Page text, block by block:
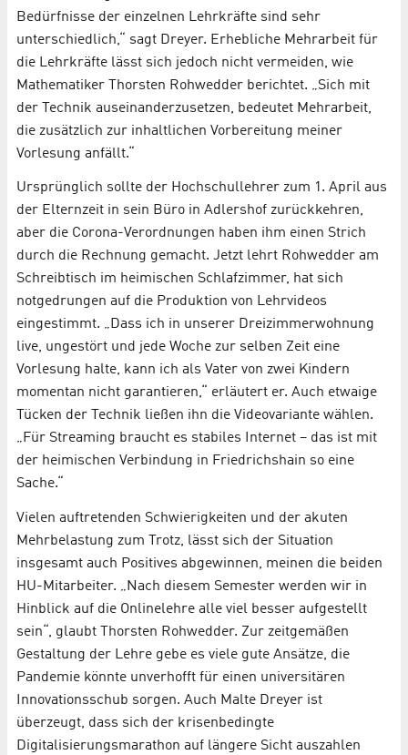
Bedürfnisse der einzelnen Lehrkräfte sind sehr
unterschiedlich,“ sagt Dreyer. Erhebliche Mehrarbeit für
die Lehrkräfte lässt sich jedoch nicht vermeiden, wie
Mathematiker Thorsten Rohwedder berichtet. „Sich mit
der Technik auseinanderzusetzen, bedeutet Mehrarbeit,
die zusätzlich zur inhaltlichen Vorbereitung meiner
Vorlesung anfällt.“
Ursprünglich sollte der Hochschullehrer zum 1. April aus
der Elternzeit in sein Büro in Adlershof zurückkehren,
aber die Corona-Verordnungen haben ihm einen Strich
durch die Rechnung gemacht. Jetzt lehrt Rohwedder am
Schreibtisch im heimischen Schlafzimmer, hat sich
notgedrungen auf die Produktion von Lehrvideos
eingestimmt. „Dass ich in unserer Dreizimmerwohnung
live, ungestört und jede Woche zur selben Zeit eine
Vorlesung halte, kann ich als Vater von zwei Kindern
momentan nicht garantieren,“ erläutert er. Auch etwaige
Tücken der Technik ließen ihn die Videovariante wählen.
„Für Streaming braucht es stabiles Internet – das ist mit
der heimischen Verbindung in Friedrichshain so eine
Sache.“
Vielen auftretenden Schwierigkeiten und der akuten
Mehrbelastung zum Trotz, lässt sich der Situation
insgesamt auch Positives abgewinnen, meinen die beiden
HU-Mitarbeiter. „Nach diesem Semester werden wir in
Hinblick auf die Onlinelehre alle viel besser aufgestellt
sein“, glaubt Thorsten Rohwedder. Zur zeitgemäßen
Gestaltung der Lehre gebe es viele gute Ansätze, die
Pandemie könnte unverhofft für einen universitären
Innovationsschub sorgen. Auch Malte Dreyer ist
überzeugt, dass sich der krisenbedingte
Digitalisierungsmarathon auf längere Sicht auszahlen